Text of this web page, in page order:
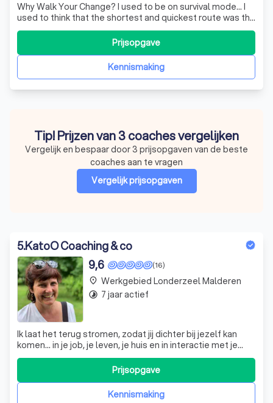
Why Walk Your Change? I used to be on survival mode... I
used to think that the shortest and quickest route was the
best way to get me from point A to B. That the most
obvious path to achieve my goals was the most
straightforward road ahead. Right? However, taking
inspiration from my real-lifeKennismaking
Prijsopgave
Tip! Prijzen van 3 coaches vergelijken
Vergelijk en bespaar door 3 prijsopgaven van de beste
coaches aan te vragen
Vergelijk prijsopgaven
5.KatoO Coaching & co
(16)
9,6
Ik laat het terug stromen, zodat jij dichter bij jezelf kan
komen... in je job, je leven, je huis en in interactie met je
omgeving. 'Katrien is een straffe madame. You’ve
changed my life.' (K De Ro)
Kennismaking
Prijsopgave
place Werkgebied Londerzeel Malderen
timelapse 7 jaar actief